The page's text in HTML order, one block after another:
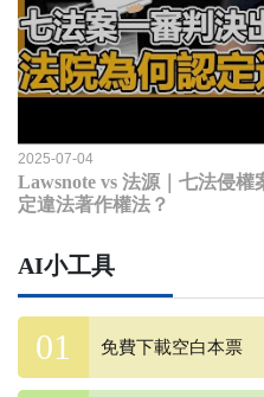
2025-07-04
Lawsnote vs 法源｜七法侵
定違法著作權法？
AI小工具
免費下載空白本票